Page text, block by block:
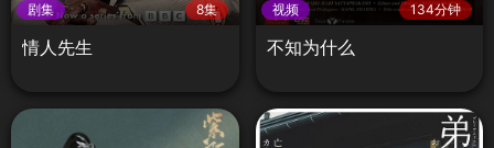
剧集 8集
情人先生
视频 134分钟
不知为什么